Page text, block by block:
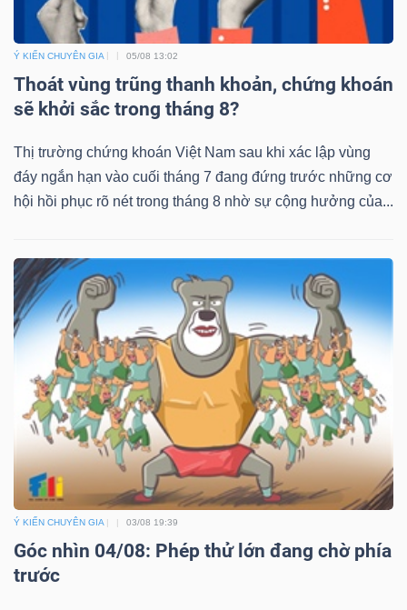
Ý KIẾN CHUYÊN GIA 05/08 13:02
Thoát vùng trũng thanh khoản, chứng khoán
sẽ khởi sắc trong tháng 8?
Thị trường chứng khoán Việt Nam sau khi xác lập vùng
đáy ngắn hạn vào cuối tháng 7 đang đứng trước những cơ
hội hồi phục rõ nét trong tháng 8 nhờ sự cộng hưởng của...
Ý KIẾN CHUYÊN GIA 03/08 19:39
Góc nhìn 04/08: Phép thử lớn đang chờ phía
trước